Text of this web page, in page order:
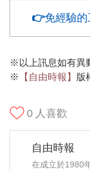
👉免經驗
※以上訊息如有異
※
【自由時報】 版
0 人喜歡
自由時報
在成立於1980